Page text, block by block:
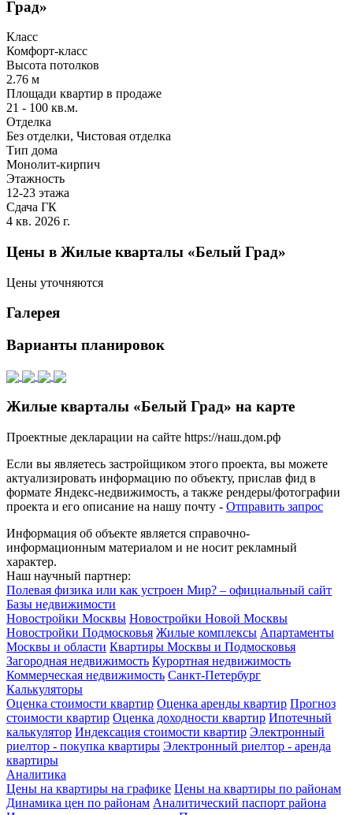
Град»
Класс
Комфорт-класс
Высота потолков
2.76 м
Площади квартир в продаже
21 - 100 кв.м.
Отделка
Без отделки, Чистовая отделка
Тип дома
Монолит-кирпич
Этажность
12-23 этажа
Сдача ГК
4 кв. 2026 г.
Цены в Жилые кварталы «Белый Град»
Цены уточняются
Галерея
Варианты планировок
Жилые кварталы «Белый Град» на карте
Проектные декларации на сайте https://наш.дом.рф
Если вы являетесь застройщиком этого проекта, вы можете
актуализировать информацию по объекту, прислав фид в
формате Яндекс-недвижимость, а также рендеры/фотографии
проекта и его описание на нашу почту - Отправить запрос
Информация об объекте является справочно-
информационным материалом и не носит рекламный
характер.
Наш научный партнер:
Полевая физика или как устроен Мир? – официальный сайт
Базы недвижимости
Новостройки Москвы Новостройки Новой Москвы
Новостройки Подмосковья Жилые комплексы Апартаменты
Москвы и области Квартиры Москвы и Подмосковья
Загородная недвижимость Курортная недвижимость
Коммерческая недвижимость Санкт-Петербург
Калькуляторы
Оценка стоимости квартир Оценка аренды квартир Прогноз
стоимости квартир Оценка доходности квартир Ипотечный
калькулятор Индексация стоимости квартир Электронный
риелтор - покупка квартиры Электронный риелтор - аренда
квартиры
Аналитика
Цены на квартиры на графике Цены на квартиры по районам
Динамика цен по районам Аналитический паспорт района